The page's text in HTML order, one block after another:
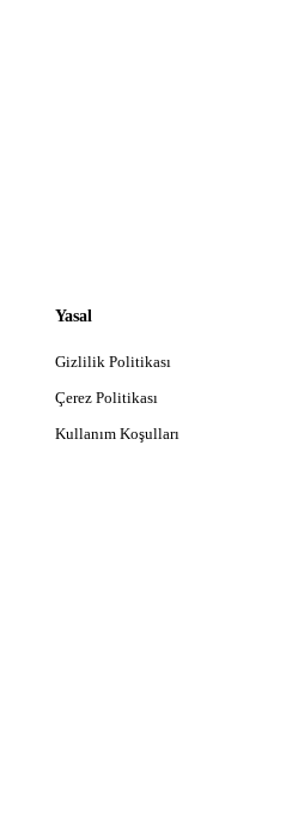
Yasal
Gizlilik Politikası
Çerez Politikası
Kullanım Koşulları